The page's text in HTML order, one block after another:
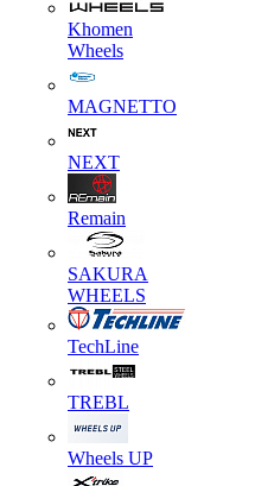
Khomen
Wheels
MAGNETTO
NEXT
Remain
SAKURA
WHEELS
TechLine
TREBL
Wheels UP